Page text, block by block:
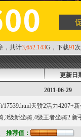
，共计3,652.143G，下载91
更新日
2011-06-29
17539.html天骄2活力4207+
级新坐骑,4级王者坐骑2.新
推荐值：